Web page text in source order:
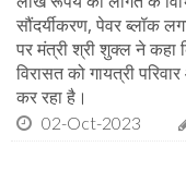
सौंदर्यीकरण, पेवर ब्लॉक
पर मंत्री श्री शुक्ल ने कहा
विरासत को गायत्री
कर रहा है।
02-Oct-2023